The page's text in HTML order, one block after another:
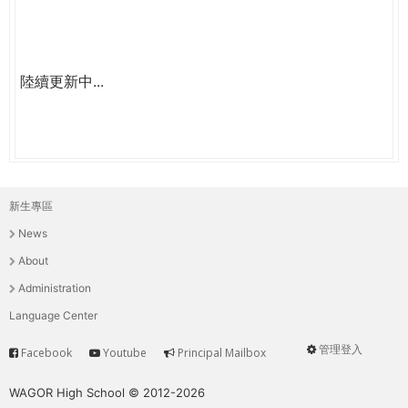
陸續更新中...
主
選
單
新生專區
News
About
Administration
Language Center
User
管理登入
Service
Facebook Youtube Principal Mailbox
WAGOR High School © 2012-2026